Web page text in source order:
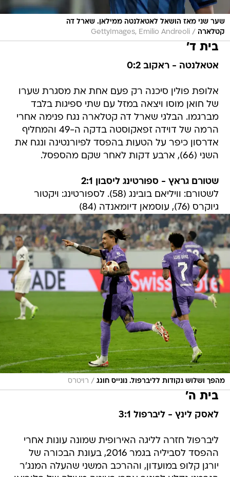
שער שני מאז הושאל לאטאלנטה ממילאן. שארל דה
קטלארה /
GettyImages, Emilio Andreoli
בית ד'
אטאלנטה - ראקוב 0:2
אלופת פולין סיכנה רק פעם אחת את מסגרת שערו
של חואן מוסו ויצאה במזל עם שתי ספיגות בלבד
מברגמו. הבלגי שארל דה קטלארה נגח פנימה אחרי
הרמה של דוידה זפאקוסטה בדקה ה-49 והמחליף
אדרסון כיפר על הטעות בהפסד לפיורנטינה ונגח את
השני (66), ארבע דקות לאחר שקם מהספסל.
שטורם גראץ - ספורטינג ליסבון 2:1
לשטורם: וויליאם בובינג (58). לספורטינג: ויקטור
גיוקרס (76), עוסמאן דיומאנדה (84)
מהפך ושלוש נקודות לליברפול. נונייס חוגג / רויטרס
בית ה'
לאסק לינץ - ליברפול 3:1
ליברפול חזרה לליגה האירופית שמונה עונות אחרי
ההפסד לסביליה בגמר 2016, בעונת הבכורה של
יורגן קלופ במועדון, וההרכב המשני שהעלה המנג'ר